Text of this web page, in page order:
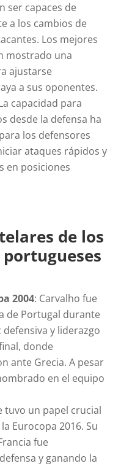
ser capaces de
a los cambios de
Los mejores
mostrado una
ajustarse
a sus oponentes.
capacidad para
desde la defensa ha
los defensores
ataques rápidos y
en posiciones
de los
2004: Carvalho fue
de Portugal durante
defensiva y liderazgo
donde
ante Grecia. A pesar
en el equipo
tuvo un papel crucial
Eurocopa 2016. Su
fue
y ganando la